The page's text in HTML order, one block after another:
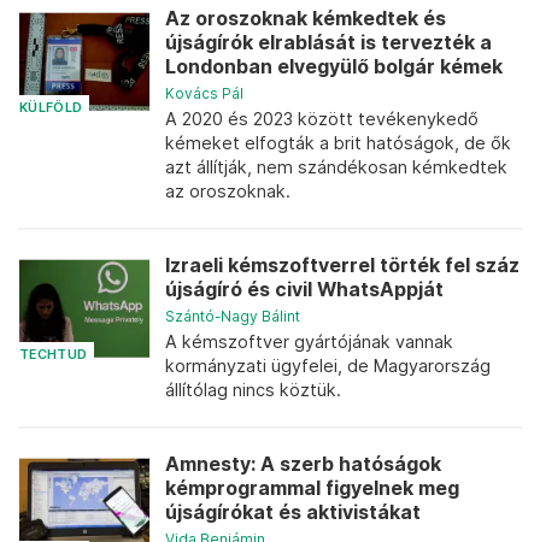
KÜLFÖLD
Az oroszoknak kémkedtek és
újságírók elrablását is tervezték a
Londonban elvegyülő bolgár kémek
Kovács Pál
A 2020 és 2023 között tevékenykedő
kémeket elfogták a brit hatóságok, de ők
azt állítják, nem szándékosan kémkedtek
az oroszoknak.
TECHTUD
Izraeli kémszoftverrel törték fel száz
újságíró és civil WhatsAppját
Szántó-Nagy Bálint
A kémszoftver gyártójának vannak
kormányzati ügyfelei, de Magyarország
állítólag nincs köztük.
Amnesty: A szerb hatóságok
kémprogrammal figyelnek meg
újságírókat és aktivistákat